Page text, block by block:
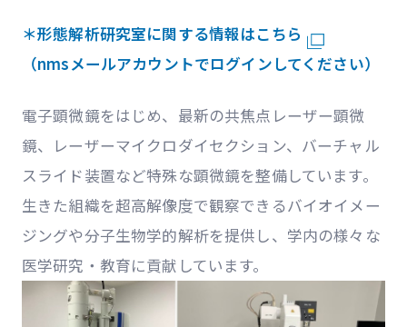
＊形態解析研究室に関する情報はこちら
（nmsメールアカウントでログインしてください）
電子顕微鏡をはじめ、最新の共焦点レーザー顕微
鏡、レーザーマイクロダイセクション、 バーチャル
スライド装置など特殊な顕微鏡を整備しています。
生きた組織を超高解像度で観察できるバイオイメー
ジングや分子生物学的解析を提供し、学内の様々な
医学研究・教育に貢献しています。